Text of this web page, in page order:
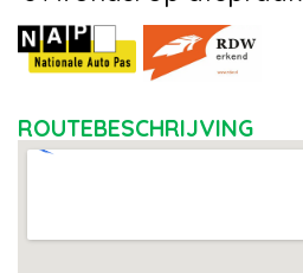
ROUTEBESCHRIJVING